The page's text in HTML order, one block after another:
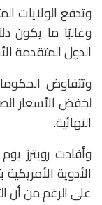
وتدفع الولايات
وغالبًا ما يكون
الدول المتقدمة
وتتفاوض
لخفض الأسعار
النهائية.
وأفادت رويترز
الأدوية
على الرغم من أن